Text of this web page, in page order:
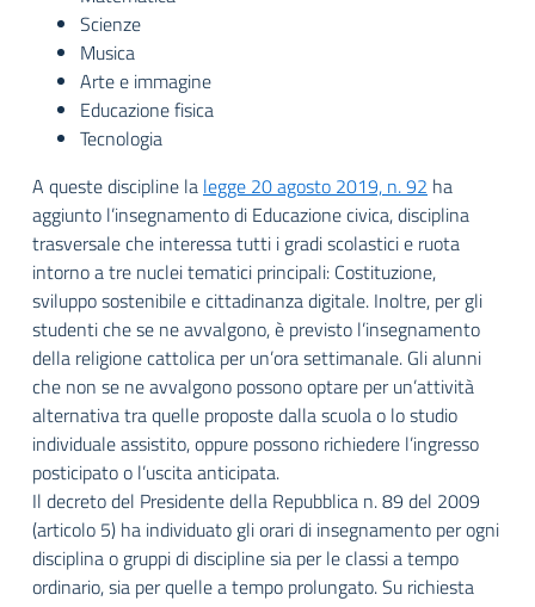
Scienze
Musica
Arte e immagine
Educazione fisica
Tecnologia
A queste discipline la legge 20 agosto 2019, n. 92 ha
aggiunto l’insegnamento di Educazione civica, disciplina
trasversale che interessa tutti i gradi scolastici e ruota
intorno a tre nuclei tematici principali: Costituzione,
sviluppo sostenibile e cittadinanza digitale. Inoltre, per gli
studenti che se ne avvalgono, è previsto l’insegnamento
della religione cattolica per un’ora settimanale. Gli alunni
che non se ne avvalgono possono optare per un’attività
alternativa tra quelle proposte dalla scuola o lo studio
individuale assistito, oppure possono richiedere l’ingresso
posticipato o l’uscita anticipata.
Il decreto del Presidente della Repubblica n. 89 del 2009
(articolo 5) ha individuato gli orari di insegnamento per ogni
disciplina o gruppi di discipline sia per le classi a tempo
ordinario, sia per quelle a tempo prolungato. Su richiesta